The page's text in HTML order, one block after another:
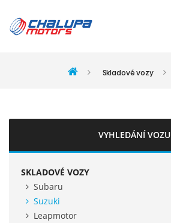
Skladové vozy
VYHLEDÁNÍ VOZU
SKLADOVÉ VOZY
Subaru
Suzuki
Leapmotor